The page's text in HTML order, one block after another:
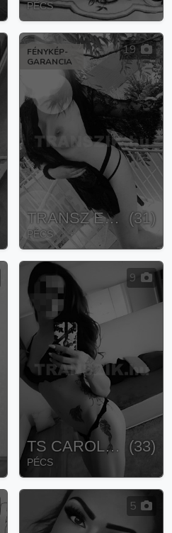
PÉCS
FÉNYKÉP-
GARANCIA
19
TRANSZ ERA (31)
PÉCS
9
TS CAROLINE (33)
PÉCS
5